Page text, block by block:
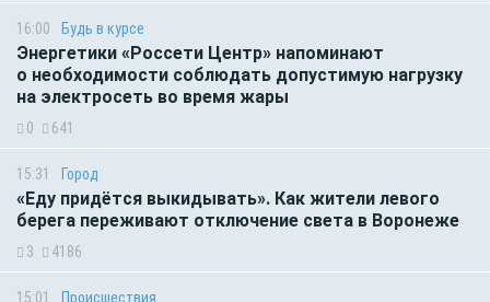
16:00 Будь в курсе
Энергетики «Россети Центр» напоминают
о необходимости соблюдать допустимую нагрузку
на электросеть во время жары
0 641
15:31 Город
«Еду придётся выкидывать». Как жители левого
берега переживают отключение света в Воронеже
3 4186
15:01 Происшествия